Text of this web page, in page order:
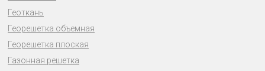
Геоткань
Георешетка объемная
Георешетка плоская
Газонная решетка